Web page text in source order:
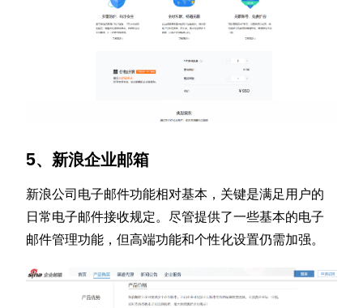
5、新浪企业邮箱
新浪公司电子邮件功能相对基本，关键是满足用户的
日常电子邮件接收规定。尽管提供了一些基本的电子
邮件管理功能，但高端功能和个性化设置仍需加强。